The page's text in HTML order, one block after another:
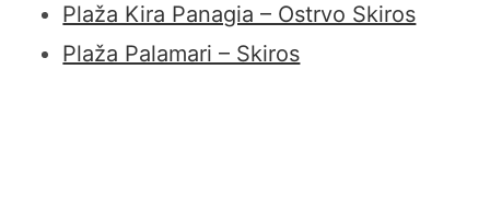
Plaža Kira Panagia – Ostrvo Skiros
Plaža Palamari – Skiros